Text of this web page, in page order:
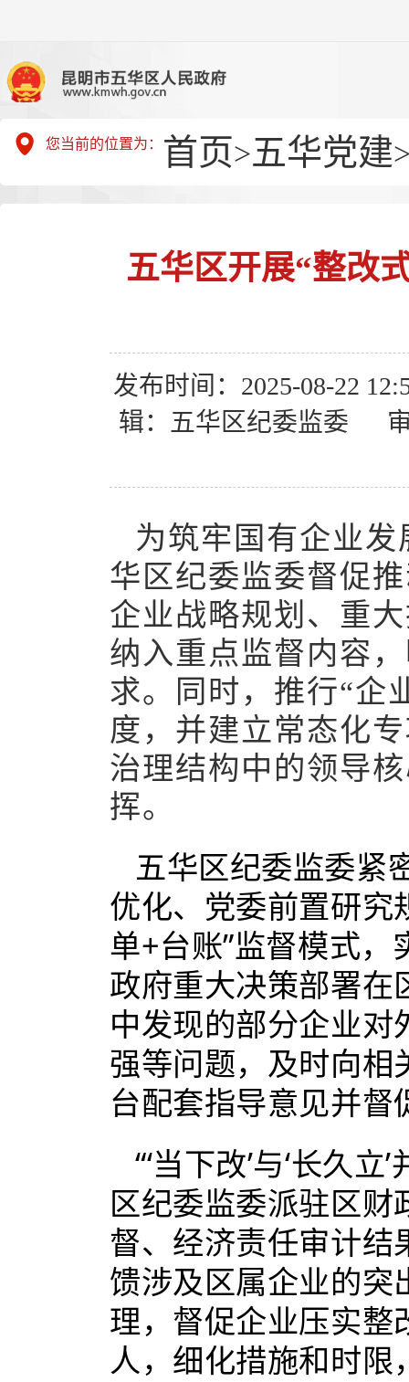
您当前的位置为： 首页>五华党建
五华区开展“整改
发布时间：2025-08-22
辑：五华区纪委监委
为筑牢国有企业
华区纪委监委督促
企业战略规划、重
纳入重点监督内容
求。同时，推行“企
度，并建立常态化
治理结构中的领导
挥。
五华区纪委监委紧
优化、党委前置研究
单+台账”监督模式
政府重大决策部署在
中发现的部分企业
强等问题，及时向相
台配套指导意见并督
“‘当下改’与‘长久
区纪委监委派驻区
督、经济责任审计结
馈涉及区属企业的突
理，督促企业压实整
人，细化措施和时